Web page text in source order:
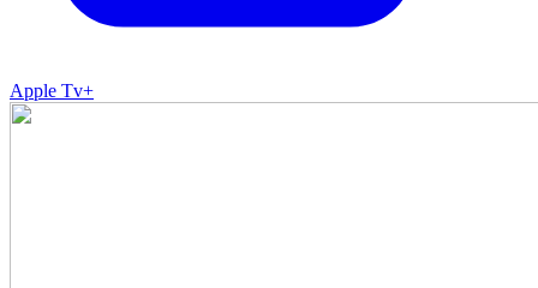
Apple Tv+